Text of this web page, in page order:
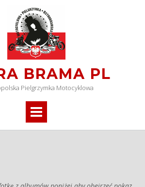
BRAMA PL
Pielgrzymka Motocyklowa